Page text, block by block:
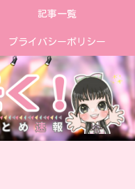
記事一覧
プライバシーポリシー